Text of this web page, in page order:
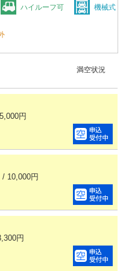
ハイルーフ可 機械式
満空状況
円
10,000円
円